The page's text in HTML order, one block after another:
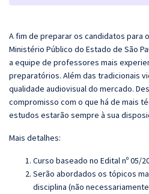
A fim de preparar os candidatos para
Ministério Público do Estado de São
a equipe de professores mais
preparatórios. Além das tradicionais
qualidade audiovisual do mercado.
compromisso com o que há de mais
estudos estarão sempre à sua
Mais detalhes:
Curso baseado no Edital nº 05/
Serão abordados os tópicos
disciplina (não